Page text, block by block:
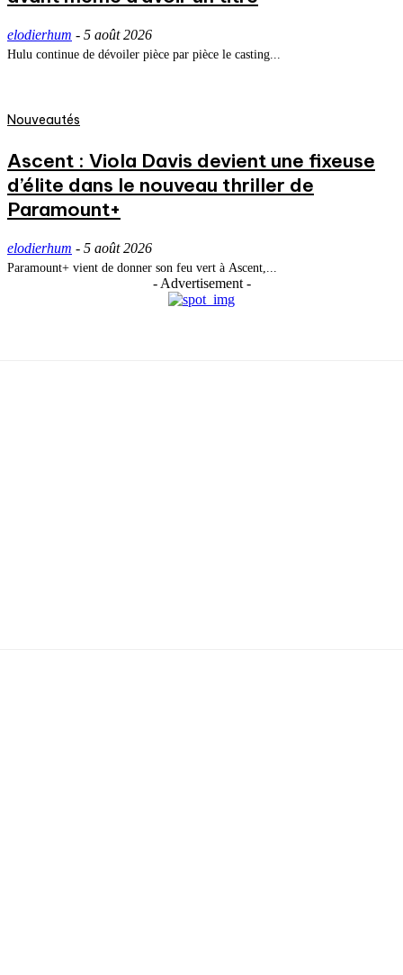
elodierhum - 5 août 2026
Hulu continue de dévoiler pièce par pièce le casting...
Nouveautés
Ascent : Viola Davis devient une fixeuse
d’élite dans le nouveau thriller de
Paramount+
elodierhum - 5 août 2026
Paramount+ vient de donner son feu vert à Ascent,...
- Advertisement -